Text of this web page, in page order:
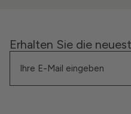
Erhalten Sie die